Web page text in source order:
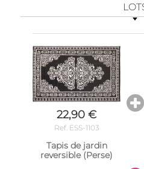
22,90 €
Ref. ESS-1103
Tapis de jardin
reversible (Perse)